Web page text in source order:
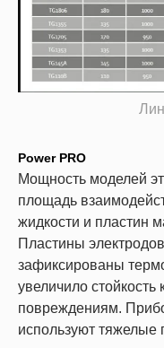
Power PRO
Мощность моделей
площадь
жидкости и пластин
Пластины
зафиксированы
увеличило стойкость
повреждениям.
используют тяжелые